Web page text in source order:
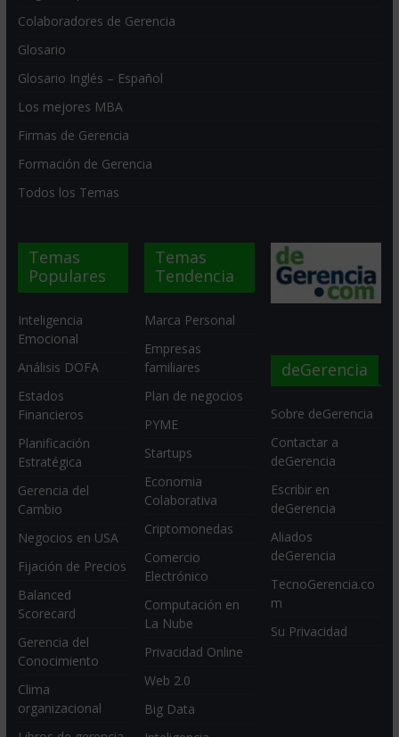
Colaboradores de Gerencia
Glosario
Glosario Inglés – Español
Los mejores MBA
Firmas de Gerencia
Formación de Gerencia
Todos los Temas
Temas
Populares
Inteligencia
Emocional
Análisis DOFA
Estados
Financieros
Planificación
Estratégica
Gerencia del
Cambio
Negocios en USA
Fijación de Precios
Balanced
Scorecard
Gerencia del
Conocimiento
Clima
organizacional
Temas
Tendencia
Marca Personal
Empresas
familiares
Plan de negocios
PYME
Startups
Economia
Colaborativa
Criptomonedas
Comercio
Electrónico
Computación en
La Nube
Privacidad Online
Web 2.0
Big Data
deGerencia
Sobre deGerencia
Contactar a
deGerencia
Escribir en
deGerencia
Aliados
deGerencia
TecnoGerencia.co
m
Su Privacidad